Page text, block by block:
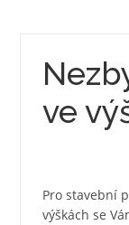
ve
Pro stavební
výškách se